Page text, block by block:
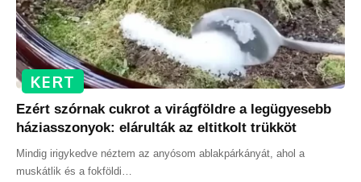
KERT
Ezért szórnak cukrot a virágföldre a legügyesebb
háziasszonyok: elárulták az eltitkolt trükköt
Mindig irigykedve néztem az anyósom ablakpárkányát, ahol a
muskátlik és a fokföldi